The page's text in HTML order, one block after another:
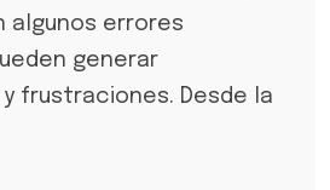
algunos errores
generar
frustraciones. Desde la